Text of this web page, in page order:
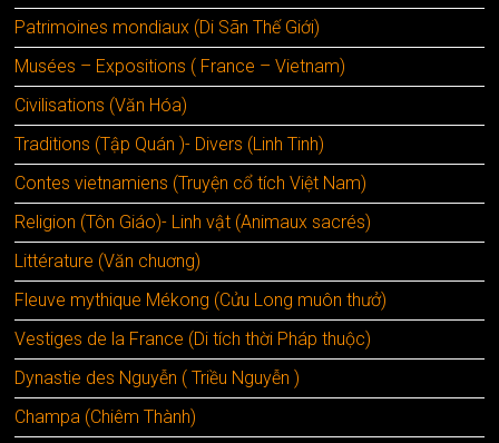
Patrimoines mondiaux (Di Sãn Thế Giới)
Musées – Expositions ( France – Vietnam)
Civilisations (Văn Hóa)
Traditions (Tập Quán )- Divers (Linh Tinh)
Contes vietnamiens (Truyện cổ tích Việt Nam)
Religion (Tôn Giáo)- Linh vật (Animaux sacrés)
Littérature (Văn chuơng)
Fleuve mythique Mékong (Cửu Long muôn thưở)
Vestiges de la France (Di tích thời Pháp thuộc)
Dynastie des Nguyễn ( Triều Nguyễn )
Champa (Chiêm Thành)